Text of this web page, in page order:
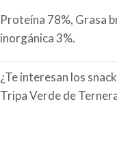
Proteína 78%, Grasa
inorgánica 3%.
¿Te interesan los
Tripa Verde de